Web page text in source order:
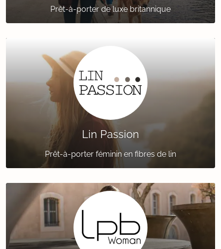
Prêt-à-porter de luxe britannique
Lin Passion
Prêt-à-porter féminin en fibres de lin